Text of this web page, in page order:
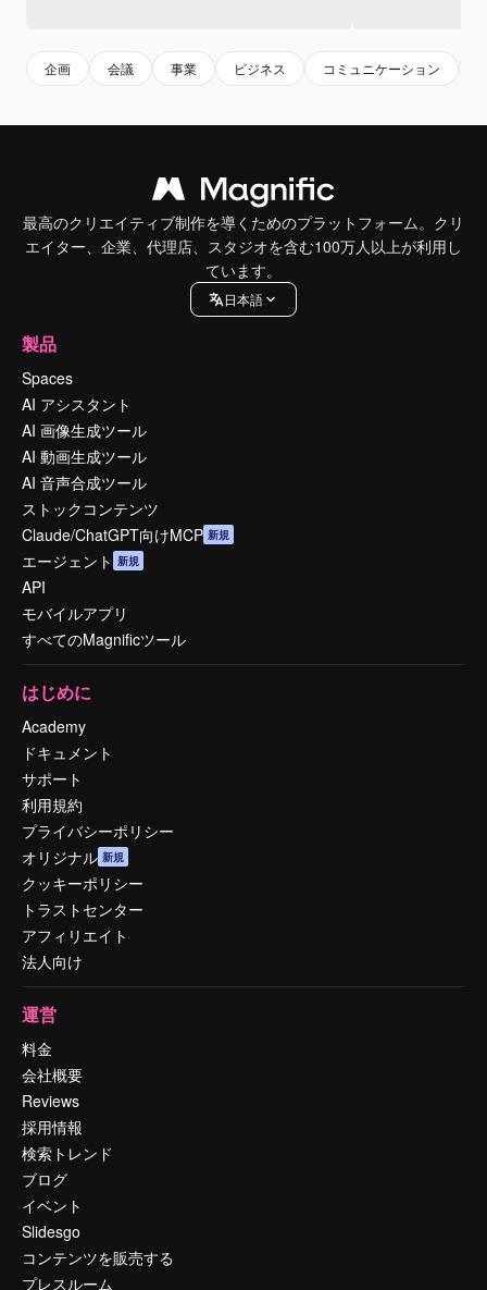
企画 会議 事業 ビジネス コミュニケーション
最高のクリエイティブ制作を導くためのプラットフォーム。クリ
エイター、企業、代理店、スタジオを含む100万人以上が利用し
ています。
日本語
製品
Spaces
AI アシスタント
AI 画像生成ツール
AI 動画生成ツール
AI 音声合成ツール
ストックコンテンツ
Claude/ChatGPT向けMCP 新規
エージェント 新規
API
モバイルアプリ
すべてのMagnificツール
はじめに
Academy
ドキュメント
サポート
利用規約
プライバシーポリシー
オリジナル 新規
クッキーポリシー
トラストセンター
アフィリエイト
法人向け
運営
料金
会社概要
Reviews
採用情報
検索トレンド
ブログ
イベント
Slidesgo
コンテンツを販売する
プレスルーム